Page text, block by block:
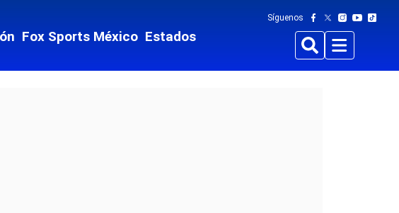
Fox Sports México Estados
Síguenos
BuscarMenu